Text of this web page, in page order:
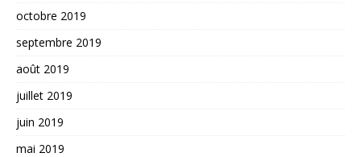
octobre 2019
septembre 2019
août 2019
juillet 2019
juin 2019
mai 2019